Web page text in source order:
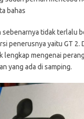
bahas
tidak terlalu
penerusnya yaitu GT 2.
lengkap mengenai
yang ada di samping.